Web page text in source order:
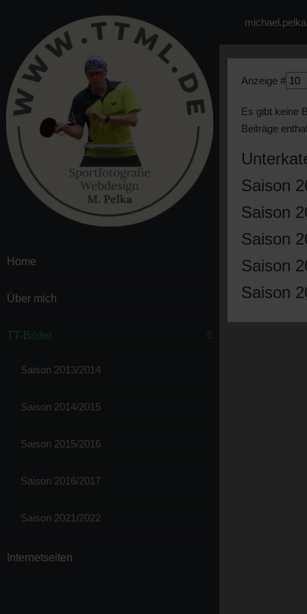
Home
Über mich
TT-Bilder
Saison 2013/2014
Saison 2014/2015
Saison 2015/2016
Saison 2016/2017
Saison 2021/2022
Internetseiten
Anzeige #
Es gibt keine
Beiträge
Saison
Saison
Saison
Saison
Saison